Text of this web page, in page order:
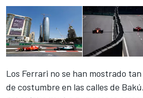
Los Ferrari no se han mostrado
de costumbre en las calles de